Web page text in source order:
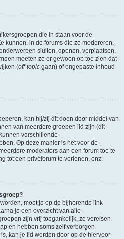
die in staan voor de
kunnen, in de forums die ze modereren,
sluiten, openen, verplaatsen,
moeten ze er gewoon op toe zien dat
(off-topic gaan) of ongepaste inhoud
kan hij/zij dit doen door middel van
van meerdere groepen lid zijn (dit
verschillende
Op deze manier is het voor de
moderators aan een forum toe te
tot een privéforum te verlenen, enz.
moet je op de bijhorende link
je een overzicht van alle
zijn vrij toegankelijk, ze vereisen
en hebben soms zelf verborgen
kan je lid worden door op de hiervoor